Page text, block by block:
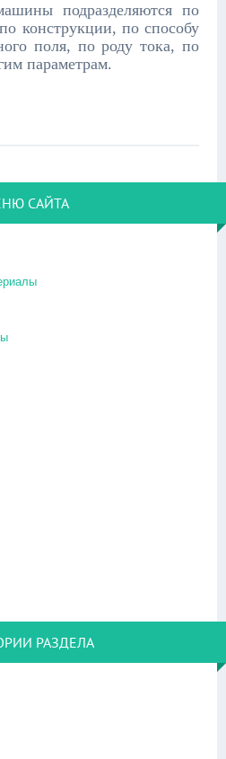
подразделяются по
конструкции, по способу
поля, по роду тока, по
параметрам.
САЙТА
РАЗДЕЛА